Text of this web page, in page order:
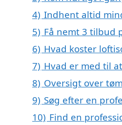
4) Indhent altid
5) Få nemt 3 tilbud
6) Hvad koster
7) Hvad er med til
8) Oversigt over
9) Søg efter en
10) Find en